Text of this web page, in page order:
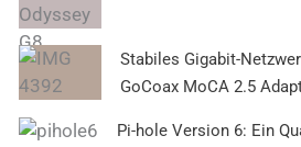
Stabiles Gigabit-
GoCoax MoCA 2.5
Pi-hole Version 6: Ein